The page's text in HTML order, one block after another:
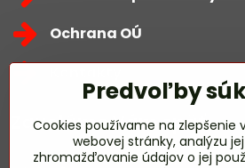
Ochrana OÚ
Zavoláme Vám späť
Predvoľby
Cookies používame na zlepšenie
webovej stránky, analýzu
zhromažďovanie údajov o jej